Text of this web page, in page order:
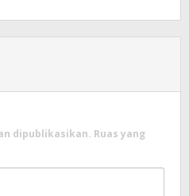
dipublikasikan. Ruas yang